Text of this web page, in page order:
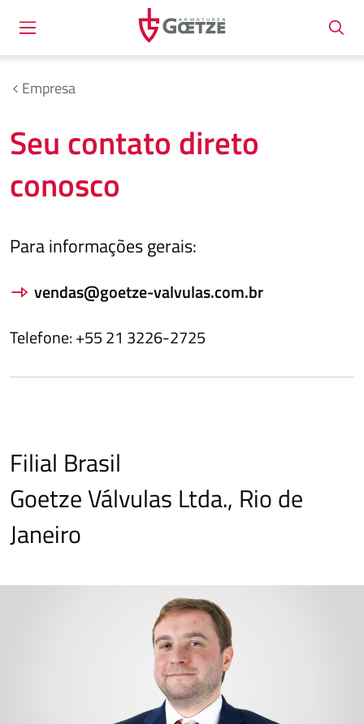
Empresa
Seu contato direto
conosco
Para informações gerais:
vendas@goetze-valvulas.com.br
Telefone: +55 21 3226-2725
Filial Brasil
Goetze Válvulas Ltda., Rio de
Janeiro